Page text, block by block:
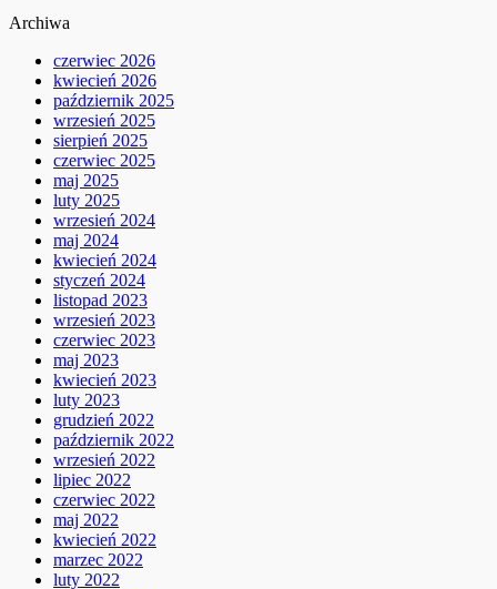
Archiwa
czerwiec 2026
kwiecień 2026
październik 2025
wrzesień 2025
sierpień 2025
czerwiec 2025
maj 2025
luty 2025
wrzesień 2024
maj 2024
kwiecień 2024
styczeń 2024
listopad 2023
wrzesień 2023
czerwiec 2023
maj 2023
kwiecień 2023
luty 2023
grudzień 2022
październik 2022
wrzesień 2022
lipiec 2022
czerwiec 2022
maj 2022
kwiecień 2022
marzec 2022
luty 2022